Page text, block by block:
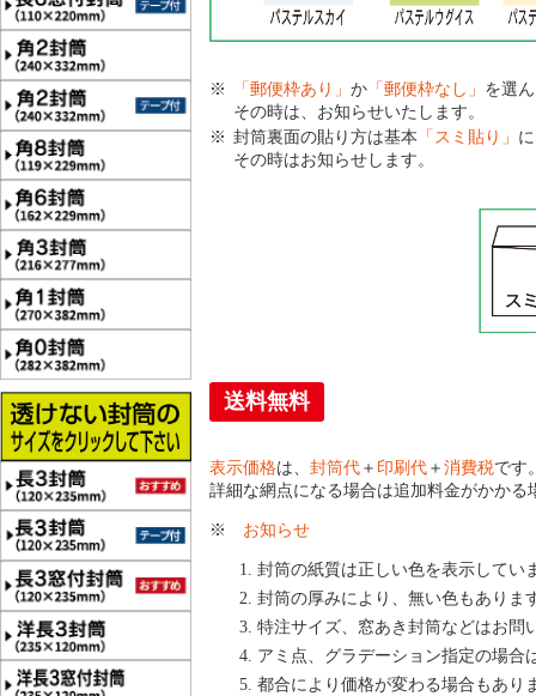
「郵便枠あり」 か 「郵便枠なし」 を選
その時は、お知らせいたします。
封筒裏面の貼り方は基本 「スミ貼り」
その時はお知らせします。
送料無料
表示価格は、 封筒代 ＋ 印刷代 ＋ 消費税です
詳細な網点になる場合は追加料金がかかる
※ お知らせ
封筒の紙質は正しい色を表示してい
封筒の厚みにより、無い色もありま
特注サイズ、窓あき封筒などはお問
アミ点、グラデーション指定の場合
都合により価格が変わる場合もあり